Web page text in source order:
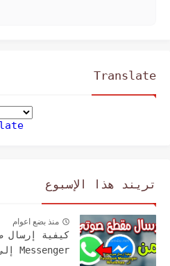
Translate
تريند هذا الإسبوع
منذ بضع اعوام
Messenger إلى WhatsApp